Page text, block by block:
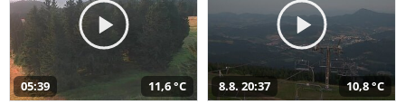
05:39 11,6 °C 8.8. 20:37 10,8 °C